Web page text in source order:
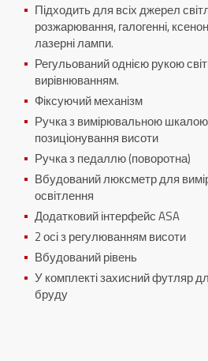
Підходить для всіх джерел
розжарювання, галогенні,
лазерні лампи.
Регульований однією рукою
вирівнюванням.
Фіксуючий механізм
Ручка з вимірювальною
позиціонування висоти
Ручка з педаллю (поворотна)
Вбудований люксметр для
освітлення
Додатковий інтерфейс ASA
2 осі з регулюванням висоти
Вбудований рівень
У комплекті захисний футляр
бруду